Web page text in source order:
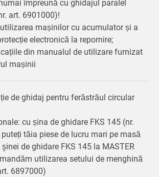
împreună cu ghidajul paralel
art. 6901000)!
mașinilor cu acumulator și a
electronică la repornire;
din manualul de utilizare furnizat
mașinii
de ghidaj pentru ferăstrăul circular
cu șina de ghidare FKS 145 (nr.
tăia piese de lucru mari pe masă
de ghidare FKS 145 la MASTER
utilizarea setului de menghină
6897000)